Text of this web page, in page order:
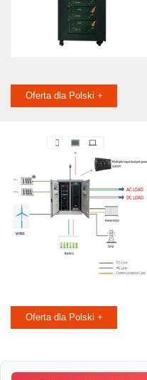
Oferta dla Polski +
Oferta dla Polski +